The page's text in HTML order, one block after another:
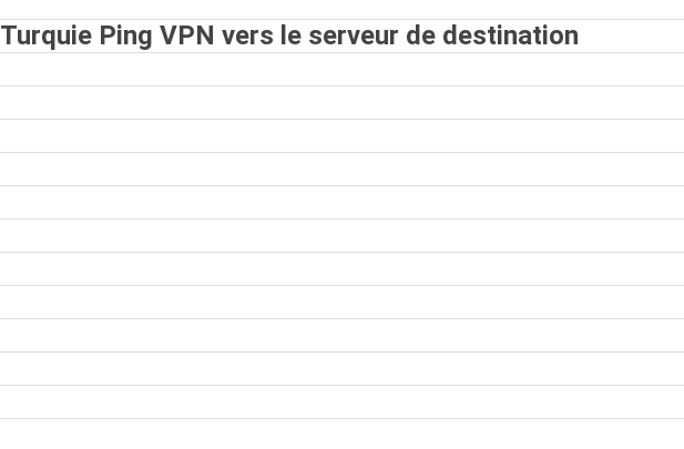
Turquie Ping VPN vers le serveur de destination